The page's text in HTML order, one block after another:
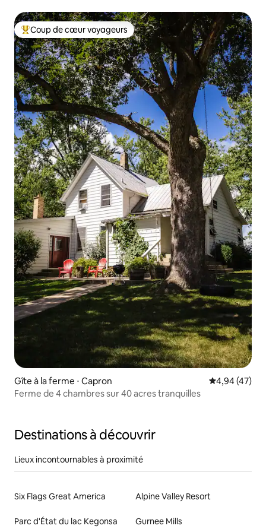
Coups de cœur voyageurs les plus appréciés
Coup de cœur voyageurs
Gîte à la ferme ⋅ Capron Évaluation
4,94 (47)
Ferme de 4 chambres sur 40 acres tranquilles
Destinations à découvrir
Lieux incontournables à proximité
Six Flags Great America Alpine Valley Resort
Parc d'État du lac Kegonsa Gurnee Mills